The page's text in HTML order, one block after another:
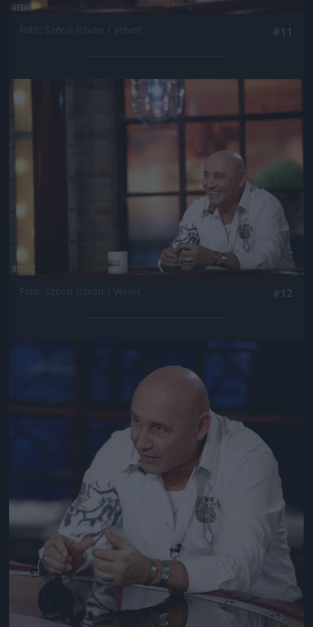
Jön még kép!
Jön még kép!